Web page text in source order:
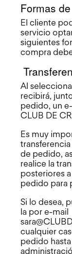
Formas
El cliente
servicio
siguientes
compra
Al
recibirá,
pedido, un
CLUB DE
Es muy
de pedido,
realice la
posteriores
pedido para
Si lo desea,
la por e-mail
cualquier
pedido